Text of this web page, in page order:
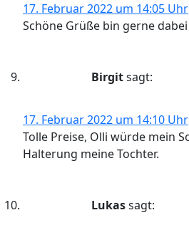
17. Februar 2022 um 14:05 Uhr
Schöne Grüße bin gerne dabei
Birgitsagt:
17. Februar 2022 um 14:10 Uhr
Tolle Preise, Olli würde mein
Halterung meine Tochter.
Lukassagt: